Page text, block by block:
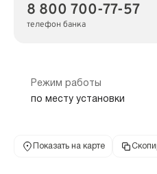
8 800 700-77-57
телефон банка
Режим работы
по месту установки
Показать на карте